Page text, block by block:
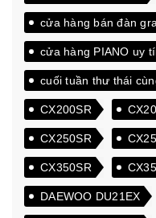
cửa hàng bán đàn
cửa hàng PIANO uy
cuối tuần thư thái
CX200SR
CX250SR
CX350SR
DAEWOO DU21EX